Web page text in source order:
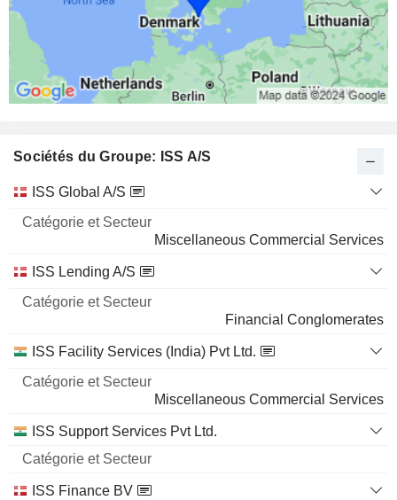
Sociétés du Groupe: ISS A/S
Nom
Catégorie
Secteur
ISS Global A/S
Miscellaneous Commercial Services
ISS Lending A/S
Financial Conglomerates
ISS Facility Services (India) Pvt Ltd.
Miscellaneous Commercial Services
ISS Support Services Pvt Ltd.
ISS Finance BV